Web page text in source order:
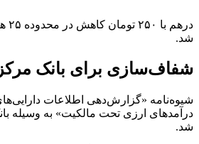
شد.
شفاف‌سازی برای بانک
شیوه‌نامه «گزارش‌دهی اطلاعات
درآمدهای ارزی تحت مالکیت» به وسیله
شد.